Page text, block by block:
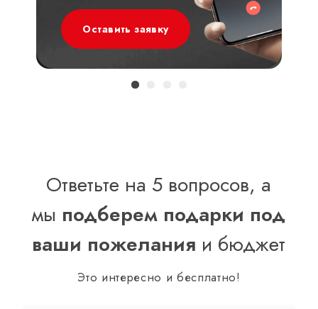
Оставить заявку
Ответьте на 5 вопросов, а
мы подберем подарки под
ваши пожелания и бюджет
Это интересно и бесплатно!